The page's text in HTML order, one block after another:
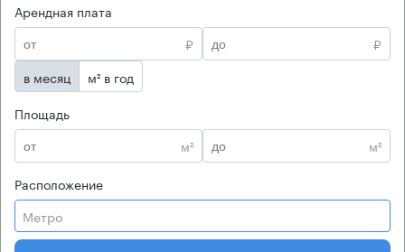
Арендная плата
₽
₽
в месяц
м² в год
Площадь
м²
м²
Расположение
Метро